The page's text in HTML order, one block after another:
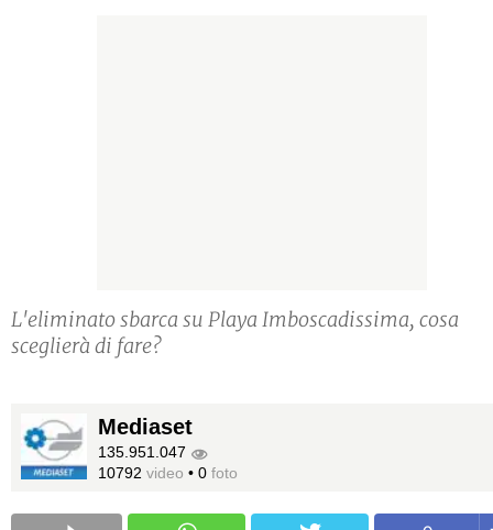
L'eliminato sbarca su Playa Imboscadissima, cosa
sceglierà di fare?
Mediaset
135.951.047
10792 video • 0 foto